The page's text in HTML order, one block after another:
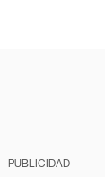
PUBLICIDAD